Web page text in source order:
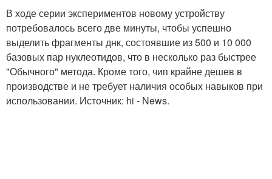
В ходе серии экспериментов новому устройству
потребовалось всего две минуты, чтобы успешно
выделить фрагменты днк, состоявшие из 500 и 10 000
базовых пар нуклеотидов, что в несколько раз быстрее
"Обычного" метода. Кроме того, чип крайне дешев в
производстве и не требует наличия особых навыков при
использовании. Источник: hi - News.